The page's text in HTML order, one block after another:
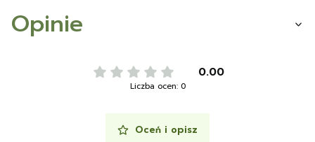
Opinie
0.00
Liczba ocen: 0
Oceń i opisz